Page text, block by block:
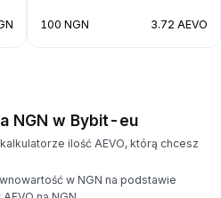
100 NGN 3.72 AEVO
NGN w Bybit-eu
ilość AEVO, którą chcesz
w NGN na podstawie